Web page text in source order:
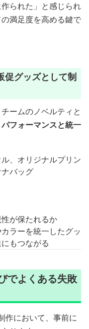
られた」と感じられ
満足度を高める鍵で
促グッズとして制
ームのノベルティと
フォーマンスと統一
、オリジナルプリン
バッグ
が保たれるか
カラーを統一したグッ
もつながる
でよくある失敗
作において、事前に